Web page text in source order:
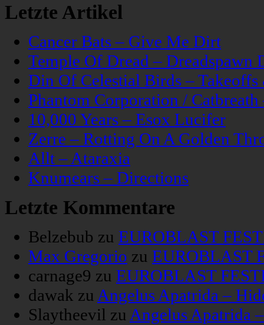
Letzte Artikel
Cancer Bats – Give Me Dirt
Temple Of Dread – Dreadspawn
Din Of Celestial Birds –
Phantom Corporation /
10,000 Years – Esox Lucifer
Zerre – Rotting On A Golden
Allt – Ataraxia
Knumears – Directions
Letzte Kommentare
Belzebub zu EUROBLAST
Max Gregorio zu EUROBLAST
carnage9 zu EUROBLAST
dawak zuAngelus Apatrida –
Slaytheevil zuAngelus Apatrida